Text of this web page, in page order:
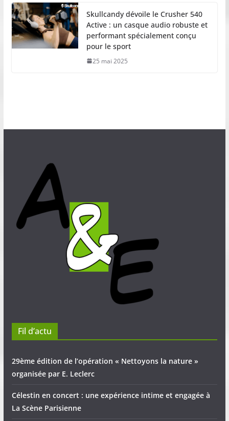
Skullcandy dévoile le Crusher 540
Active : un casque audio robuste et
performant spécialement conçu
pour le sport
25 mai 2025
Fil d’actu
29ème édition de l’opération « Nettoyons la nature »
organisée par E. Leclerc
Célestin en concert : une expérience intime et engagée à
La Scène Parisienne